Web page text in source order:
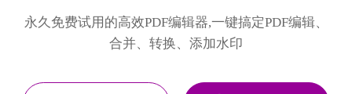
永久免费试用的高效PDF编辑器,一键搞定PDF编辑、
合并、转换、添加水印